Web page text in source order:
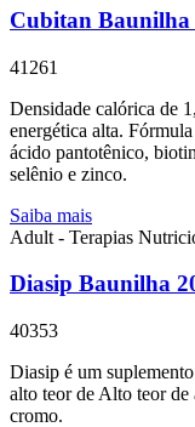
Cubitan
41261
Densidade calórica de
energética alta.
ácido pantotênico,
selênio e zinco.
Saiba mais
Adult - Terapias
Diasip Baunilha
40353
Diasip é um
alto teor de Alto teor
cromo.